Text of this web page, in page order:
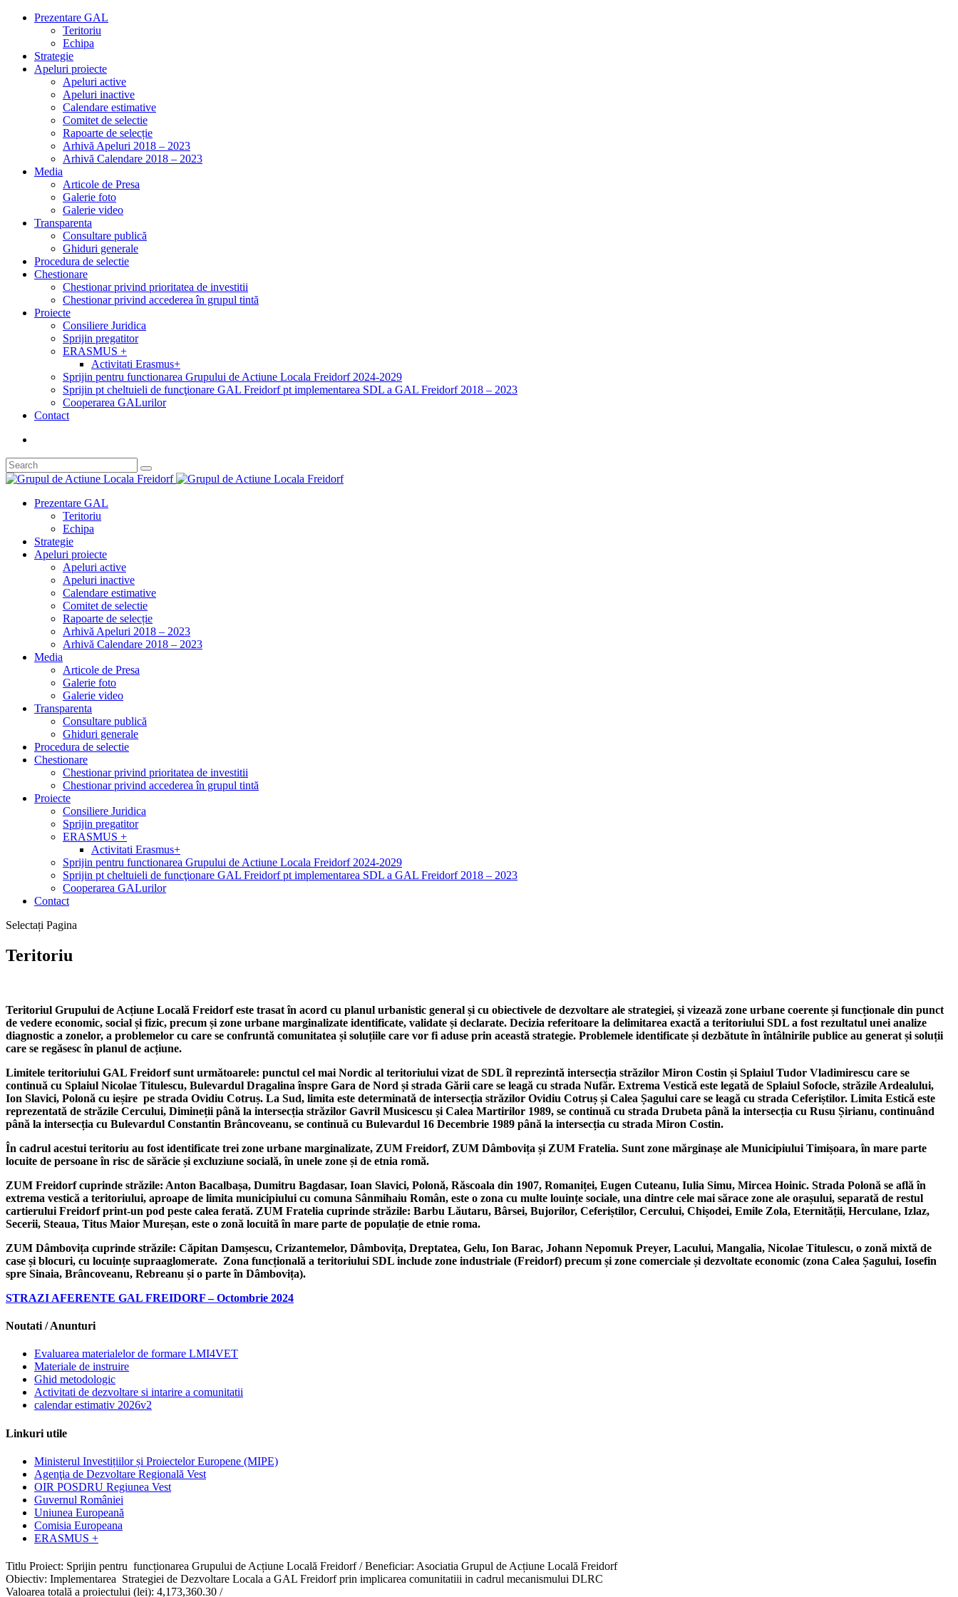
Prezentare GAL
Teritoriu
Echipa
Strategie
Apeluri proiecte
Apeluri active
Apeluri inactive
Calendare estimative
Comitet de selectie
Rapoarte de selecție
Arhivă Apeluri 2018 – 2023
Arhivă Calendare 2018 – 2023
Media
Articole de Presa
Galerie foto
Galerie video
Transparenta
Consultare publică
Ghiduri generale
Procedura de selectie
Chestionare
Chestionar privind prioritatea de investitii
Chestionar privind accederea în grupul tintă
Proiecte
Consiliere Juridica
Sprijin pregatitor
ERASMUS +
Activitati Erasmus+
Sprijin pentru functionarea Grupului de Actiune Locala Freidorf 2024-2029
Sprijin pt cheltuieli de funcţionare GAL Freidorf pt implementarea SDL a GAL Freidorf 2018 – 2023
Cooperarea GALurilor
Contact
Prezentare GAL
Teritoriu
Echipa
Strategie
Apeluri proiecte
Apeluri active
Apeluri inactive
Calendare estimative
Comitet de selectie
Rapoarte de selecție
Arhivă Apeluri 2018 – 2023
Arhivă Calendare 2018 – 2023
Media
Articole de Presa
Galerie foto
Galerie video
Transparenta
Consultare publică
Ghiduri generale
Procedura de selectie
Chestionare
Chestionar privind prioritatea de investitii
Chestionar privind accederea în grupul tintă
Proiecte
Consiliere Juridica
Sprijin pregatitor
ERASMUS +
Activitati Erasmus+
Sprijin pentru functionarea Grupului de Actiune Locala Freidorf 2024-2029
Sprijin pt cheltuieli de funcţionare GAL Freidorf pt implementarea SDL a GAL Freidorf 2018 – 2023
Cooperarea GALurilor
Contact
Selectați Pagina
Teritoriu
Teritoriul Grupului de Acțiune Locală Freidorf este trasat în acord cu planul urbanistic general și cu obiectivele de dezvoltare ale strategiei, și vizează zone urbane coerente și funcționale din punct
de vedere economic, social și fizic, precum și zone urbane marginalizate identificate, validate și declarate. Decizia referitoare la delimitarea exactă a teritoriului SDL a fost rezultatul unei analize
diagnostic a zonelor, a problemelor cu care se confruntă comunitatea și soluțiile care vor fi aduse prin această strategie. Problemele identificate și dezbătute în întâlnirile publice au generat și soluții
care se regăsesc în planul de acțiune.
Limitele teritoriului GAL Freidorf sunt următoarele: punctul cel mai Nordic al teritoriului vizat de SDL îl reprezintă intersecția străzilor Miron Costin și Splaiul Tudor Vladimirescu care se
continuă cu Splaiul Nicolae Titulescu, Bulevardul Dragalina înspre Gara de Nord și strada Gării care se leagă cu strada Nufăr. Extrema Vestică este legată de Splaiul Sofocle, străzile Ardealului,
Ion Slavici, Polonă cu ieșire pe strada Ovidiu Cotruș. La Sud, limita este determinată de intersecția străzilor Ovidiu Cotruș și Calea Șagului care se leagă cu strada Ceferiștilor. Limita Estică este
reprezentată de străzile Cercului, Dimineții până la intersecția străzilor Gavril Musicescu și Calea Martirilor 1989, se continuă cu strada Drubeta până la intersecția cu Rusu Șirianu, continuând
până la intersecția cu Bulevardul Constantin Brâncoveanu, se continuă cu Bulevardul 16 Decembrie 1989 până la intersecția cu strada Miron Costin.
În cadrul acestui teritoriu au fost identificate trei zone urbane marginalizate, ZUM Freidorf, ZUM Dâmbovița și ZUM Fratelia. Sunt zone mărginașe ale Municipiului Timișoara, în mare parte
locuite de persoane în risc de sărăcie și excluziune socială, în unele zone și de etnia romă.
ZUM Freidorf cuprinde străzile: Anton Bacalbașa, Dumitru Bagdasar, Ioan Slavici, Polonă, Răscoala din 1907, Romaniței, Eugen Cuteanu, Iulia Simu, Mircea Hoinic. Strada Polonă se află în
extrema vestică a teritoriului, aproape de limita municipiului cu comuna Sânmihaiu Român, este o zona cu multe louințe sociale, una dintre cele mai sărace zone ale orașului, separată de restul
cartierului Freidorf print-un pod peste calea ferată. ZUM Fratelia cuprinde străzile: Barbu Lăutaru, Bârsei, Bujorilor, Ceferiștilor, Cercului, Chișodei, Emile Zola, Eternității, Herculane, Izlaz,
Secerii, Steaua, Titus Maior Mureșan, este o zonă locuită în mare parte de populație de etnie roma.
ZUM Dâmbovița cuprinde străzile: Căpitan Damșescu, Crizantemelor, Dâmbovița, Dreptatea, Gelu, Ion Barac, Johann Nepomuk Preyer, Lacului, Mangalia, Nicolae Titulescu, o zonă mixtă de
case și blocuri, cu locuințe supraaglomerate. Zona funcțională a teritoriului SDL include zone industriale (Freidorf) precum și zone comerciale și dezvoltate economic (zona Calea Șagului, Iosefin
spre Sinaia, Brâncoveanu, Rebreanu și o parte în Dâmbovița).
STRAZI AFERENTE GAL FREIDORF – Octombrie 2024
Noutati / Anunturi
Evaluarea materialelor de formare LMI4VET
Materiale de instruire
Ghid metodologic
Activitati de dezvoltare si intarire a comunitatii
calendar estimativ 2026v2
Linkuri utile
Ministerul Investițiilor și Proiectelor Europene (MIPE)
Agenţia de Dezvoltare Regională Vest
OIR POSDRU Regiunea Vest
Guvernul României
Uniunea Europeană
Comisia Europeana
ERASMUS +
Titlu Proiect: Sprijin pentru funcționarea Grupului de Acțiune Locală Freidorf / Beneficiar: Asociatia Grupul de Acțiune Locală Freidorf
Obiectiv: Implementarea Strategiei de Dezvoltare Locala a GAL Freidorf prin implicarea comunitatiii in cadrul mecanismului DLRC
Valoarea totală a proiectului (lei): 4,173,360.30 /